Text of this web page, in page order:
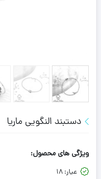
دستبند النگویی ماریا
ویژگی های محصول:
عیار:18